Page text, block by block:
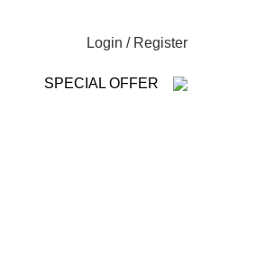
Login / Register
SPECIAL OFFER